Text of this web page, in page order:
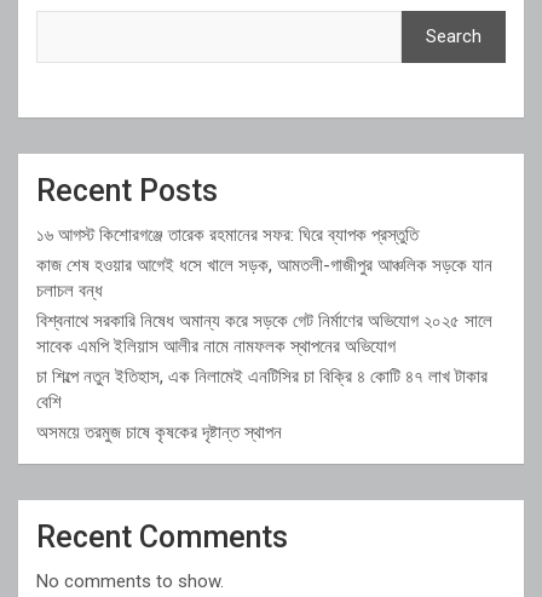
Search
Recent Posts
১৬ আগস্ট কিশোরগঞ্জে তারেক রহমানের সফর: ঘিরে ব্যাপক প্রস্তুতি
কাজ শেষ হওয়ার আগেই ধসে খালে সড়ক, আমতলী-গাজীপুর আঞ্চলিক সড়কে যান
চলাচল বন্ধ
বিশ্বনাথে সরকারি নিষেধ অমান্য করে সড়কে গেট নির্মাণের অভিযোগ ২০২৫ সালে
সাবেক এমপি ইলিয়াস আলীর নামে নামফলক স্থাপনের অভিযোগ
চা শিল্পে নতুন ইতিহাস, এক নিলামেই এনটিসির চা বিক্রি ৪ কোটি ৪৭ লাখ টাকার
বেশি
অসময়ে তরমুজ চাষে কৃষকের দৃষ্টান্ত স্থাপন
Recent Comments
No comments to show.